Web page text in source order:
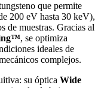
que permite
200 eV hasta 30 keV),
de muestras. Gracias al
, se optimiza
ideales de
complejos.
su óptica Wide